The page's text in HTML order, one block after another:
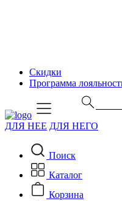
Скидки
Программа
ДЛЯ НЕЕ ДЛЯ НЕГО
Поиск
Каталог
Корзина